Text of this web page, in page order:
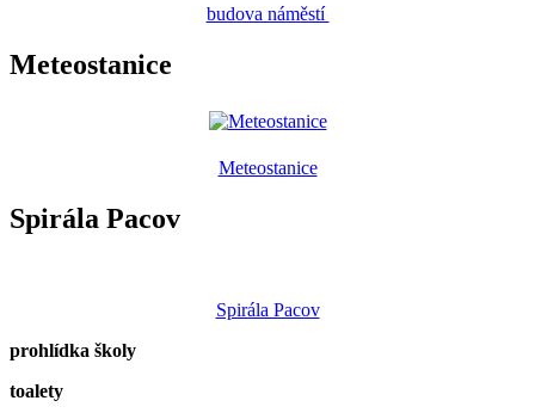
budova náměstí
Meteostanice
Meteostanice
Spirála Pacov
Spirála Pacov
prohlídka školy
toalety